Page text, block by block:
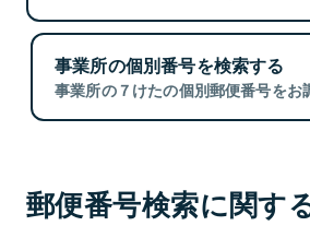
事業所の個別番号を検索する
事業所の７けたの個別郵便番号をお
郵便番号検索に関す